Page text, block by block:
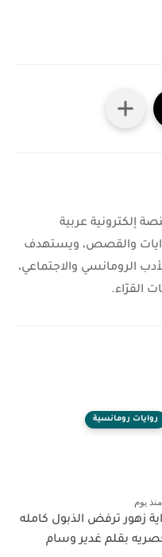
إلكترونية عربية
والقصص، ويستهدف
الرومانسي والاجتماعي،
القرّاء.
روايات رومانسية
منذ يوم
زهور ترفض الذبول كامله
بقلم غدير وسام